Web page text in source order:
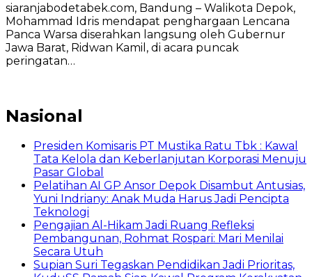
siaranjabodetabek.com, Bandung – Walikota Depok,
Mohammad Idris mendapat penghargaan Lencana
Panca Warsa diserahkan langsung oleh Gubernur
Jawa Barat, Ridwan Kamil, di acara puncak
peringatan…
Nasional
Presiden Komisaris PT Mustika Ratu Tbk : Kawal
Tata Kelola dan Keberlanjutan Korporasi Menuju
Pasar Global
Pelatihan AI GP Ansor Depok Disambut Antusias,
Yuni Indriany: Anak Muda Harus Jadi Pencipta
Teknologi
Pengajian Al-Hikam Jadi Ruang Refleksi
Pembangunan, Rohmat Rospari: Mari Menilai
Secara Utuh
Supian Suri Tegaskan Pendidikan Jadi Prioritas,